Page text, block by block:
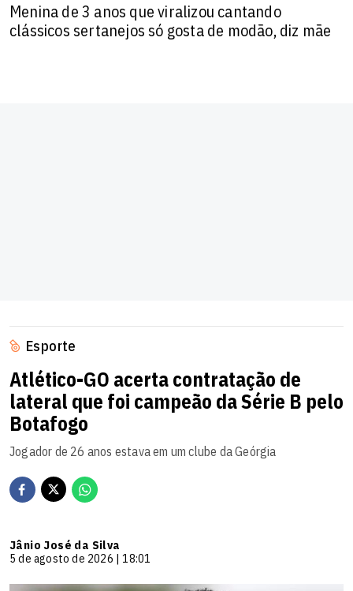
Menina de 3 anos que viralizou cantando
clássicos sertanejos só gosta de modão, diz mãe
Esporte
Atlético-GO acerta contratação de
lateral que foi campeão da Série B pelo
Botafogo
Jogador de 26 anos estava em um clube da Geórgia
Jânio José da Silva
5 de agosto de 2026 | 18:01